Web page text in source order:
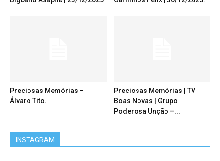
Preciosas Memórias –
Álvaro Tito.
Preciosas Memórias | TV
Boas Novas | Grupo
Poderosa Unção –...
INSTAGRAM